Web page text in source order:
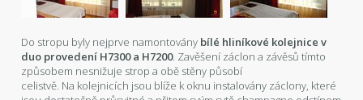
Do stropu byly nejprve namontovány bílé hliníkové kolejnice v
duo provedení H7300 a H7200. Zavěšení záclon a závěsů tímto
způsobem nesnižuje strop a obě stěny působí
celistvě. Na kolejnicích jsou blíže k oknu instalovány záclony, které